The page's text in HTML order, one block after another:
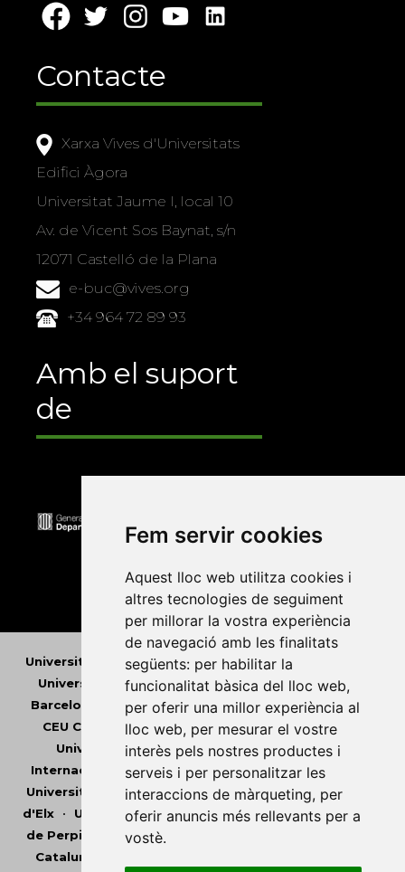
Fem servir cookies
Aquest lloc web utilitza cookies i
altres tecnologies de seguiment
per millorar la vostra experiència
de navegació amb les finalitats
següents: per habilitar la
funcionalitat bàsica del lloc web,
per oferir una millor experiència al
lloc web, per mesurar el vostre
interès pels nostres productes i
serveis i per personalitzar les
interaccions de màrqueting, per
oferir anuncis més rellevants per a
vostè.
Contacte
Xarxa Vives d'Universitats
Edifici Àgora
Universitat Jaume I, local 10
Av. de Vicent Sos Baynat, s/n
12071 Castelló de la Plana
e-buc@vives.org
+34 964 72 89 93
Amb el suport
de
Universitat Abat Oliba CEU•Universitat d'Alacant
Universitat d'Andorra•Universitat Autònoma de
Barcelona
Universitat de Barcelona•Universitat
CEU Cardenal Herrera
•Universitat de Girona
Universitat de les Illes Balears•Universitat
Internacional de Catalunya •Universitat Jaume I
Universitat de Lleida•Universitat Miguel Hernández
d'Elx• Universitat Oberta de Catalunya•Universitat
de Perpinyà Via Domitia
Catalunya